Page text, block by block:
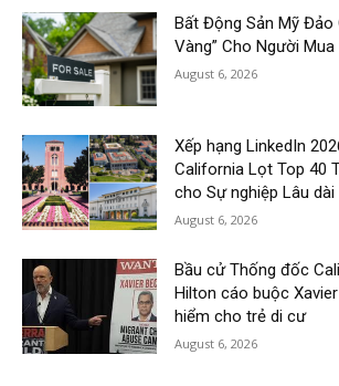
Bất Động Sản Mỹ Đảo
Vàng” Cho Người
August 6, 2026
Xếp hạng LinkedIn
California Lọt Top 40
cho Sự nghiệp Lâu dài
August 6, 2026
Bầu cử Thống đốc
Hilton cáo buộc
hiểm cho trẻ di cư
August 6, 2026